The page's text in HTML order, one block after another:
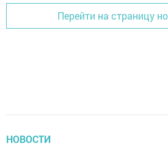
Перейти на страницу
НОВОСТИ